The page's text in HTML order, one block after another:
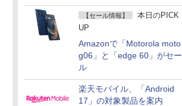
て説明
【セール情報】
本日のPICK
UP
Amazonで「Motorola moto
g06」と「edge 60」がセー
ル
楽天モバイル、「Android
17」の対象製品を案内